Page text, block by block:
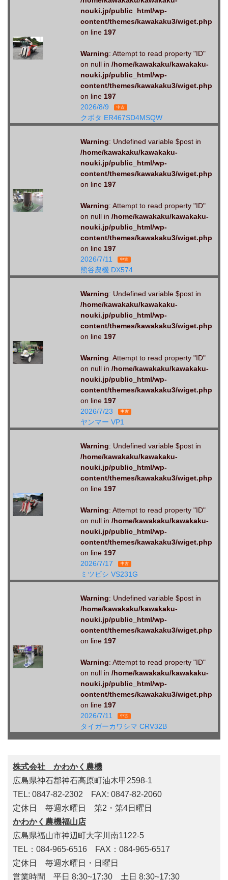
nouki.jp/public_html/wp-
content/themes/kawakaku3/wiget.php
on line 197
Warning: Attempt to read property "ID"
on null in /home/kawakaku/kawakaku-
nouki.jp/public_html/wp-
content/themes/kawakaku3/wiget.php
on line 197
2026/8/9
中古
クボタ ER467SD4MSQW
Warning: Undefined variable $post in
/home/kawakaku/kawakaku-
nouki.jp/public_html/wp-
content/themes/kawakaku3/wiget.php
on line 197
Warning: Attempt to read property "ID"
on null in /home/kawakaku/kawakaku-
nouki.jp/public_html/wp-
content/themes/kawakaku3/wiget.php
on line 197
2026/7/11
中古
熊谷農機 DX574
Warning: Undefined variable $post in
/home/kawakaku/kawakaku-
nouki.jp/public_html/wp-
content/themes/kawakaku3/wiget.php
on line 197
Warning: Attempt to read property "ID"
on null in /home/kawakaku/kawakaku-
nouki.jp/public_html/wp-
content/themes/kawakaku3/wiget.php
on line 197
2026/7/23
中古
ヤンマー VP1
Warning: Undefined variable $post in
/home/kawakaku/kawakaku-
nouki.jp/public_html/wp-
content/themes/kawakaku3/wiget.php
on line 197
Warning: Attempt to read property "ID"
on null in /home/kawakaku/kawakaku-
nouki.jp/public_html/wp-
content/themes/kawakaku3/wiget.php
on line 197
2026/7/17
中古
ミツビシ VS231G
Warning: Undefined variable $post in
/home/kawakaku/kawakaku-
nouki.jp/public_html/wp-
content/themes/kawakaku3/wiget.php
on line 197
Warning: Attempt to read property "ID"
on null in /home/kawakaku/kawakaku-
nouki.jp/public_html/wp-
content/themes/kawakaku3/wiget.php
on line 197
2026/7/11
中古
タイガーカワシマ CRV32B
株式会社 かわかく農機
広島県神石郡神石高原町油木甲2598-1
TEL: 0847-82-2302 FAX: 0847-82-2060
定休日 毎週水曜日 第2・第4日曜日
かわかく農機福山店
広島県福山市神辺町大字川南1122-5
TEL：084-965-6516 FAX：084-965-6517
定休日 毎週水曜日・日曜日
営業時間 平日 8:30~17:30 土日 8:30~17:30